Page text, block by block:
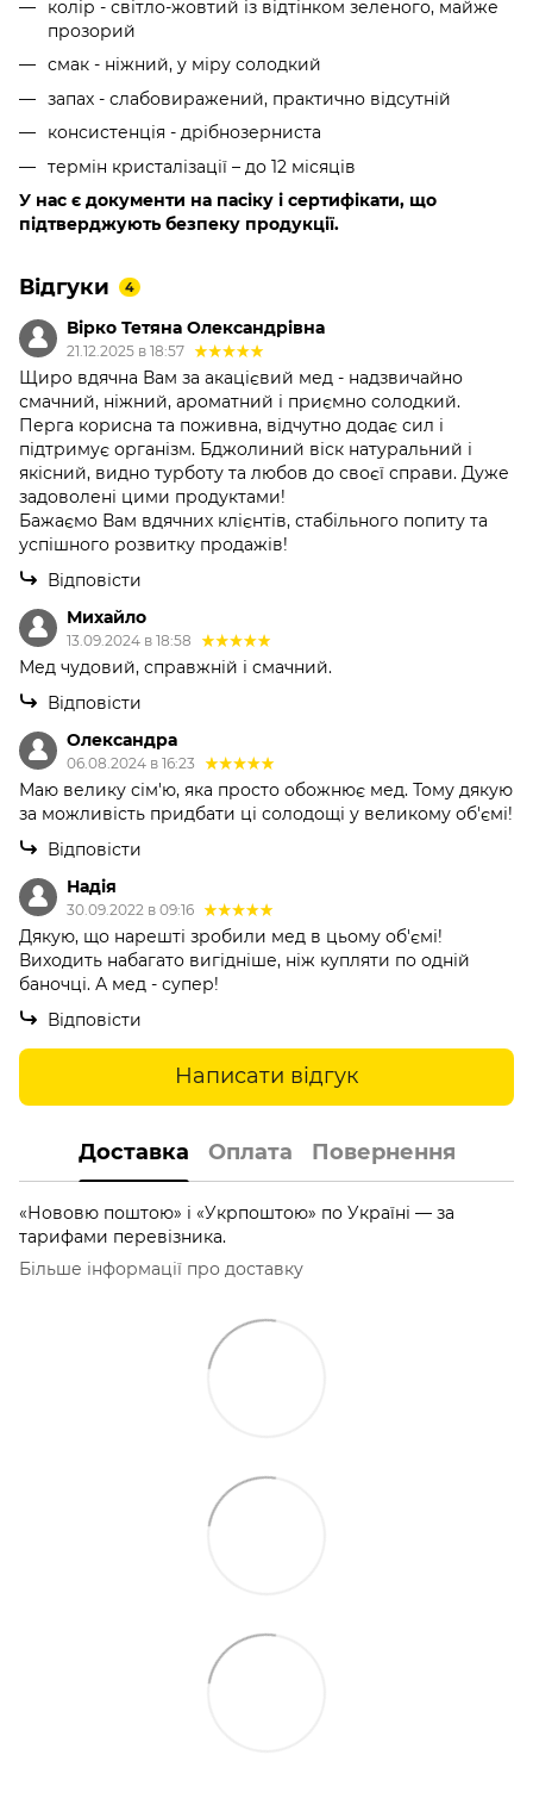
колір - світло-жовтий із відтінком зеленого, майже
прозорий
смак - ніжний, у міру солодкий
запах - слабовиражений, практично відсутній
консистенція - дрібнозерниста
термін кристалізації – до 12 місяців
У нас є документи на пасіку і сертифікати, що
підтверджують безпеку продукції.
Відгуки 4
Вірко Тетяна Олександрівна
21.12.2025 в 18:57
Щиро вдячна Вам за акацієвий мед - надзвичайно
смачний, ніжний, ароматний і приємно солодкий.
Перга корисна та поживна, відчутно додає сил і
підтримує організм. Бджолиний віск натуральний і
якісний, видно турботу та любов до своєї справи. Дуже
задоволені цими продуктами!
Бажаємо Вам вдячних клієнтів, стабільного попиту та
успішного розвитку продажів!
Відповісти
Михайло
13.09.2024 в 18:58
Мед чудовий, справжній і смачний.
Відповісти
Олександра
06.08.2024 в 16:23
Маю велику сім'ю, яка просто обожнює мед. Тому дякую
за можливість придбати ці солодощі у великому об'ємі!
Відповісти
Надія
30.09.2022 в 09:16
Дякую, що нарешті зробили мед в цьому об'ємі!
Виходить набагато вигідніше, ніж купляти по одній
баночці. А мед - супер!
Відповісти
Написати відгук
Доставка Оплата Повернення
«Нововю поштою» і «Укрпоштою» по Україні — за
тарифами перевізника.
Більше інформації про доставку